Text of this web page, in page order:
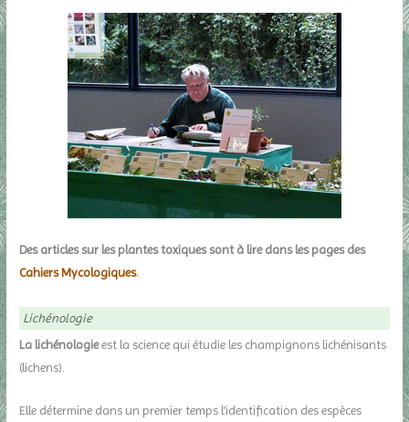
Des articles sur les plantes toxiques sont à lire dans les pages des
Cahiers Mycologiques.
Lichénologie
La lichénologieest la science qui étudie les champignons lichénisants
(lichens).
Elle détermine dans un premier temps l’identification des espèces